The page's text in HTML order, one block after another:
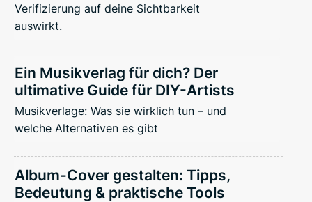
Verifizierung auf deine Sichtbarkeit
auswirkt.
Ein Musikverlag für dich? Der
ultimative Guide für DIY-Artists
Musikverlage: Was sie wirklich tun – und
welche Alternativen es gibt
Album-Cover gestalten: Tipps,
Bedeutung & praktische Tools